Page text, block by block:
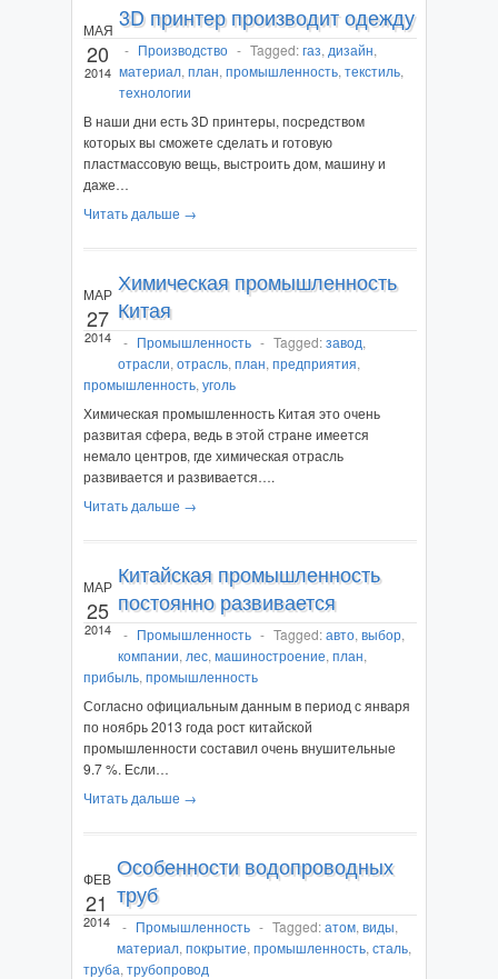
МАЯ
20
2014
3D принтер производит одежду
- Производство - Tagged:газ, дизайн,
материал, план, промышленность, текстиль,
технологии
В наши дни есть 3D принтеры, посредством
которых вы сможете сделать и готовую
пластмассовую вещь, выстроить дом, машину и
даже…
Читать дальше →
МАР
27
2014
Химическая промышленность
Китая
- Промышленность - Tagged:завод,
отрасли, отрасль, план, предприятия,
промышленность, уголь
Химическая промышленность Китая это очень
развитая сфера, ведь в этой стране имеется
немало центров, где химическая отрасль
развивается и развивается….
Читать дальше →
МАР
25
2014
Китайская промышленность
постоянно развивается
- Промышленность - Tagged:авто, выбор,
компании, лес, машиностроение, план,
прибыль, промышленность
Согласно официальным данным в период с января
по ноябрь 2013 года рост китайской
промышленности составил очень внушительные
9.7 %. Если…
Читать дальше →
ФЕВ
21
2014
Особенности водопроводных
труб
- Промышленность - Tagged:атом, виды,
материал, покрытие, промышленность, сталь,
труба, трубопровод